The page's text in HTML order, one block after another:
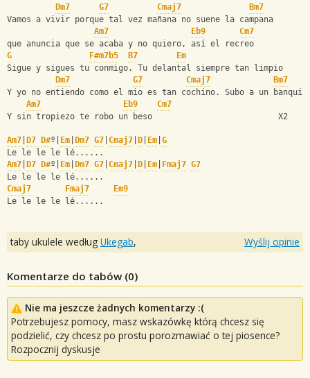
Dm7
G7 Cmaj7
Bm7
Vamos a vivir porque tal vez mañana no suene la campana
Am7
Eb9
Cm7
que anuncia que se acaba y no quiero, así el recreo
G
F#m7b5 B7
Em
Sigue y sigues tu conmigo. Tu delantal siempre tan limpio
Dm7
G7 Cmaj7
Bm7
Y yo no entiendo como el mio es tan cochino. Subo a un
Am7
Eb9
Cm7
Y sin tropiezo te robo un beso                          X2
Am7 D7 D#º| Em Dm7 G7 Cmaj7 D Em G
Le le le le lé......
Am7
D7 D#º| Em Dm7 G7 Cmaj7 D Em Fmaj7 G7
Le le le le lé......
Cmaj7
Fmaj7
Em9
Le le le le lé......
taby ukulele według Ukegab, Wyślij opinie
Komentarze do tabów (0)
Nie ma jeszcze żadnych komentarzy :(
Potrzebujesz pomocy, masz wskazówkę którą chcesz się
podzielić, czy chcesz po prostu porozmawiać o tej piosence?
Rozpocznij dyskusje